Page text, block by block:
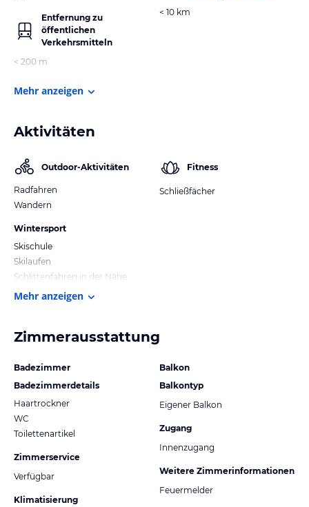
Entfernung zu
öffentlichen
Verkehrsmitteln
< 200 m
< 10 km
Mehr anzeigen
Aktivitäten
Outdoor-Aktivitäten
Radfahren
Wandern
Wintersport
Skischule
Skilaufen
Schlittenfahren in der Nähe
Fitness
Schließfächer
Mehr anzeigen
Zimmerausstattung
Badezimmer
Badezimmerdetails
Haartrockner
WC
Toilettenartikel
Zimmerservice
Verfügbar
Klimatisierung
Balkon
Balkontyp
Eigener Balkon
Zugang
Innenzugang
Weitere Zimmerinformationen
Feuermelder